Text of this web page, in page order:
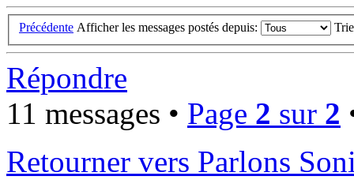
Précédente Afficher les messages postés depuis:
Répondre
11 messages • Page 2 sur 2
Retourner vers Parlons